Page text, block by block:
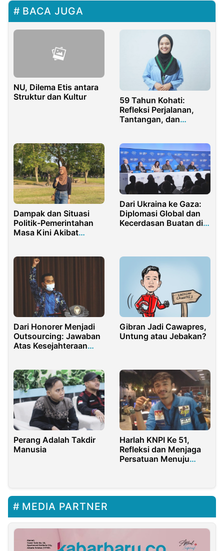
BACA JUGA
NU, Dilema Etis antara
Struktur dan Kultur
59 Tahun Kohati:
Refleksi Perjalanan,
Tantangan, dan
Dampak dan Situasi
Politik-Pemerintahan
Masa Kini Akibat
Dari Ukraina ke Gaza:
Diplomasi Global dan
Kecerdasan Buatan di
Dari Honorer Menjadi
Outsourcing: Jawaban
Atas Kesejahteraan
Gibran Jadi Cawapres,
Untung atau Jebakan?
Perang Adalah Takdir
Manusia
Harlah KNPI Ke 51,
Refleksi dan Menjaga
Persatuan Menuju
MEDIA PARTNER